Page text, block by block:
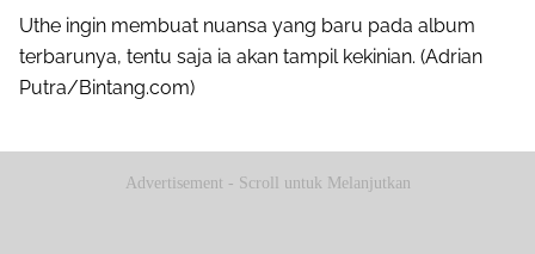
Uthe ingin membuat nuansa yang baru pada album
terbarunya, tentu saja ia akan tampil kekinian. (Adrian
Putra/Bintang.com)
Advertisement - Scroll untuk Melanjutkan